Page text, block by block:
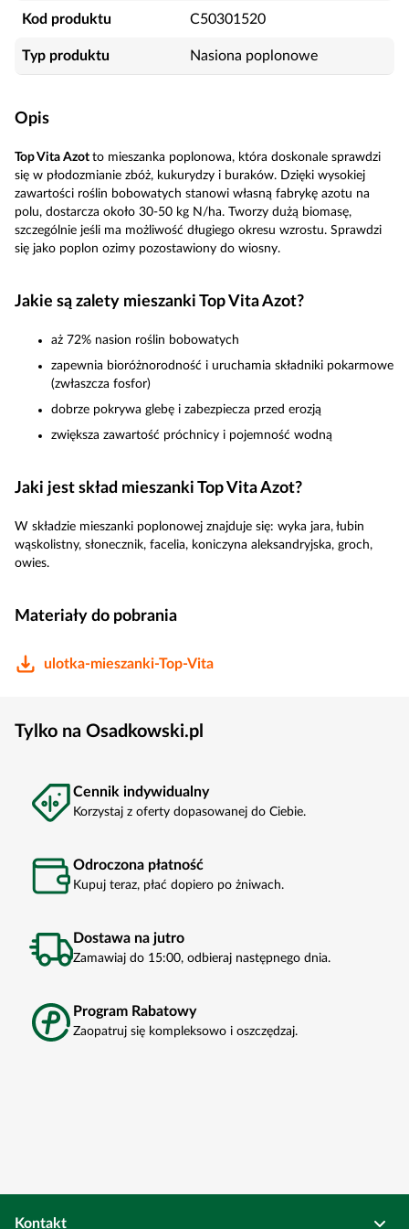
Kod produktu C50301520
Typ produktu Nasiona poplonowe
Opis
Top Vita Azot to mieszanka poplonowa, która doskonale sprawdzi
się w płodozmianie zbóż, kukurydzy i buraków. Dzięki wysokiej
zawartości roślin bobowatych stanowi własną fabrykę azotu na
polu, dostarcza około 30-50 kg N/ha. Tworzy dużą biomasę,
szczególnie jeśli ma możliwość długiego okresu wzrostu. Sprawdzi
się jako poplon ozimy pozostawiony do wiosny.
Jakie są zalety mieszanki Top Vita Azot?
aż 72% nasion roślin bobowatych
zapewnia bioróżnorodność i uruchamia składniki pokarmowe
(zwłaszcza fosfor)
dobrze pokrywa glebę i zabezpiecza przed erozją
zwiększa zawartość próchnicy i pojemność wodną
Jaki jest skład mieszanki Top Vita Azot?
W składzie mieszanki poplonowej znajduje się: wyka jara, łubin
wąskolistny, słonecznik, facelia, koniczyna aleksandryjska, groch,
owies.
Materiały do pobrania
ulotka-mieszanki-Top-Vita
Tylko na Osadkowski.pl
Cennik indywidualny
Korzystaj z oferty dopasowanej do Ciebie.
Odroczona płatność
Kupuj teraz, płać dopiero po żniwach.
Dostawa na jutro
Zamawiaj do 15:00, odbieraj następnego dnia.
Program Rabatowy
Zaopatruj się kompleksowo i oszczędzaj.
Kontakt